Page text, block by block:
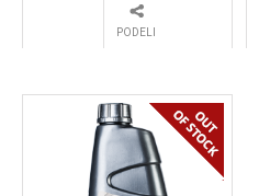
PODELI